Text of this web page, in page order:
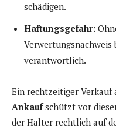
schädigen.
Haftungsgefahr:
verantwortlich.
Ein rechtzeitiger Verkauf
Ankaufschützt vor
der Halter rechtlich auf